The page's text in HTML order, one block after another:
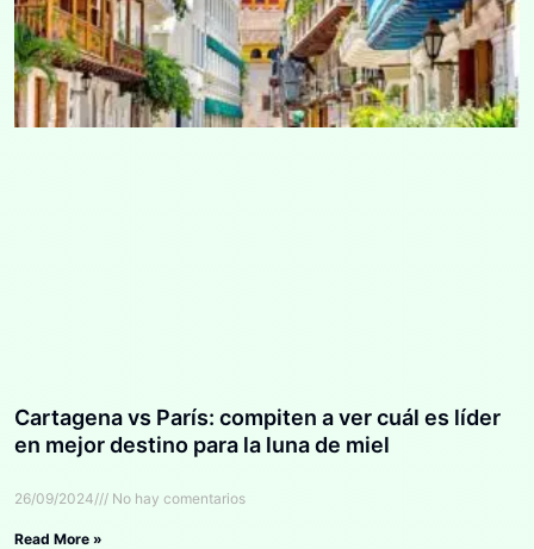
Cartagena vs París: compiten a ver cuál es líder
en mejor destino para la luna de miel
26/09/2024 No hay comentarios
Read More »